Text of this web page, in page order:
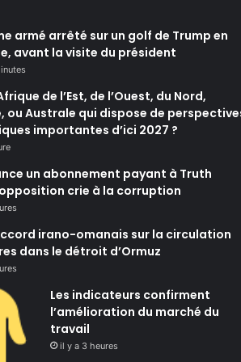
armé arrêté sur un golf de Trump en
avant la visite du président
de l’Est, de l’Ouest, du Nord,
ou Australe qui dispose de
importantes d’ici 2027 ?
un abonnement payant à Truth
crie à la corruption
irano-omanais sur la circulation
dans le détroit d’Ormuz
Les indicateurs confirment
l’amélioration du marché du
travail
il y a 3 heures